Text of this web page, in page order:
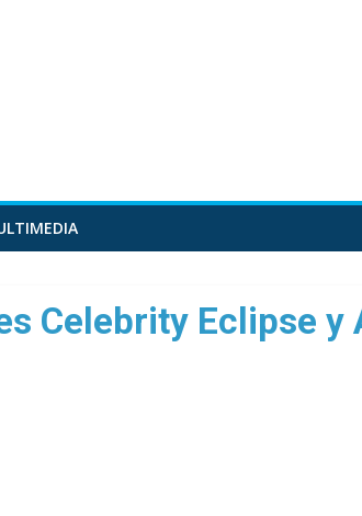
Celebrity Eclipse y